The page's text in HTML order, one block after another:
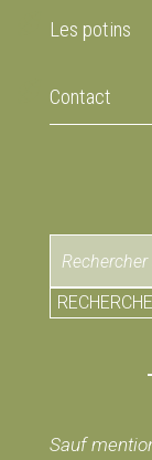
Les potins
Contact
Sauf